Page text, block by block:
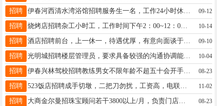
招聘 伊春河西清水湾浴馆招聘服务生一名，工作24小时休息24小时，供两餐，年龄48一58岁，工资面议。要求责任心强，身体健康的。张女士18645839990 09-12
招聘 烧烤店招聘杂工小时工，工作时间下午2：00~12：00或电话联系定工作时间，店内桌少活好干，要求身体健康，干活干净利索。工作地点：黎明校附近燕13945876336 10-14
招聘 酒店招聘前台，上一休一，待遇优厚，有意向面谈于女士13846658883 09-10
招聘 光明城招聘楼层管理员，要求具备较强的沟通协调能力和解决问题的能力，责任心强，主要负责楼层日常运营管理，协调楼层与各部门的工作对接，每月带薪休假2天，工资面议。联系电话18845813300刘经理18845813300 10-04
招聘 伊春兴林驾校招聘教练男女不限年龄不超五十会开手动挡车车性格好语言表达能力强13766757520李先生13766757520 08-23
招聘 11-02
招聘 大商金尔曼招珠宝顾问若干3800以上/月，负责门店销售。社保，晋升空间，带薪培训，带薪休假应聘标准：有销售经验优先，公司给予平台，提供学习机会，有较强的沟通能力，有责任心。电话13846633003梅女士梅蕾13846633003 08-23